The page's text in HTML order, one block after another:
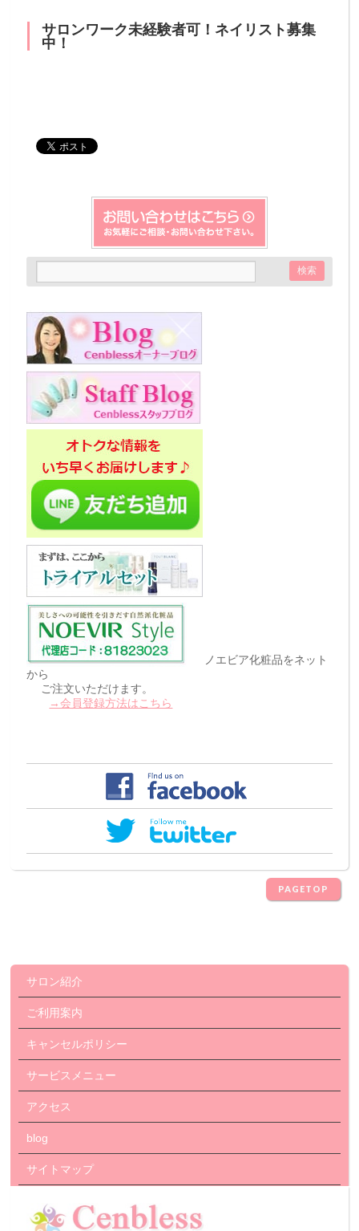
サロンワーク未経験者可！ネイリスト募集
中！
ノエビア化粧品をネット
から
ご注文いただけます。
→会員登録方法はこちら
PAGETOP
サロン紹介
ご利用案内
キャンセルポリシー
サービスメニュー
アクセス
blog
サイトマップ